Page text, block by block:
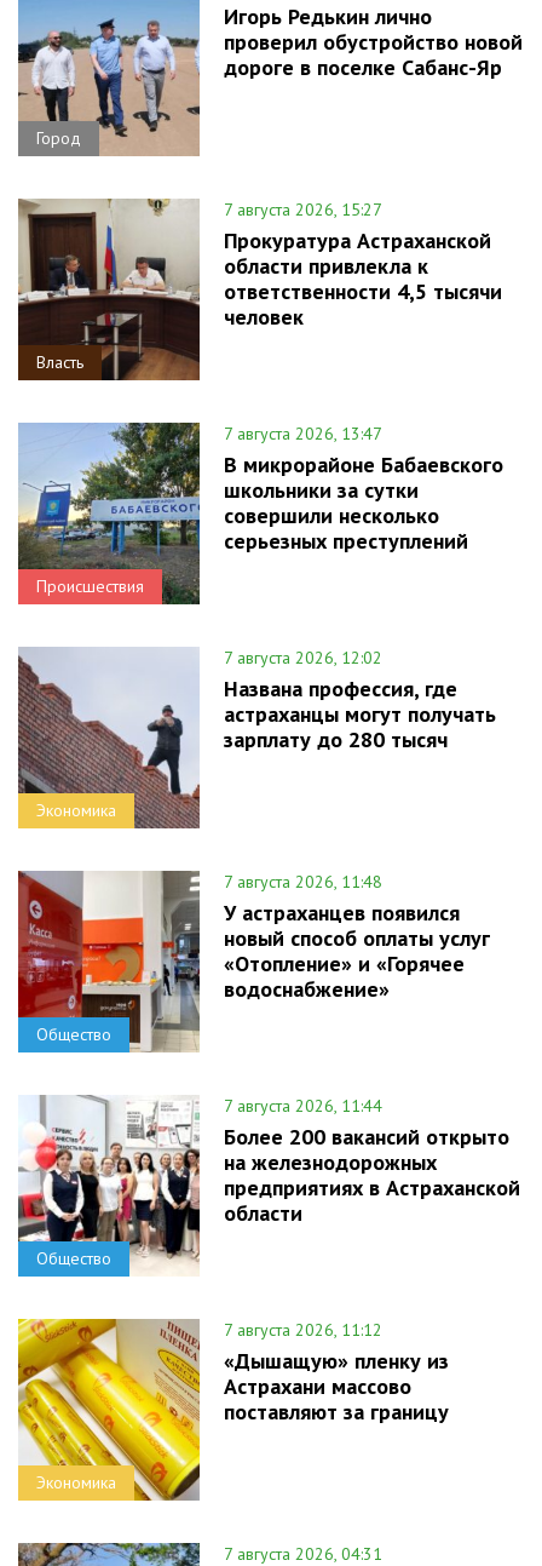
Город
Игорь Редькин лично
проверил обустройство новой
дороге в поселке Сабанс-Яр
Власть
7 августа 2026, 15:27
Прокуратура Астраханской
области привлекла к
ответственности 4,5 тысячи
человек
Происшествия
7 августа 2026, 13:47
В микрорайоне Бабаевского
школьники за сутки
совершили несколько
серьезных преступлений
Экономика
7 августа 2026, 12:02
Названа профессия, где
астраханцы могут получать
зарплату до 280 тысяч
Общество
7 августа 2026, 11:48
У астраханцев появился
новый способ оплаты услуг
«Отопление» и «Горячее
водоснабжение»
Общество
7 августа 2026, 11:44
Более 200 вакансий открыто
на железнодорожных
предприятиях в Астраханской
области
Экономика
7 августа 2026, 11:12
«Дышащую» пленку из
Астрахани массово
поставляют за границу
7 августа 2026, 04:31